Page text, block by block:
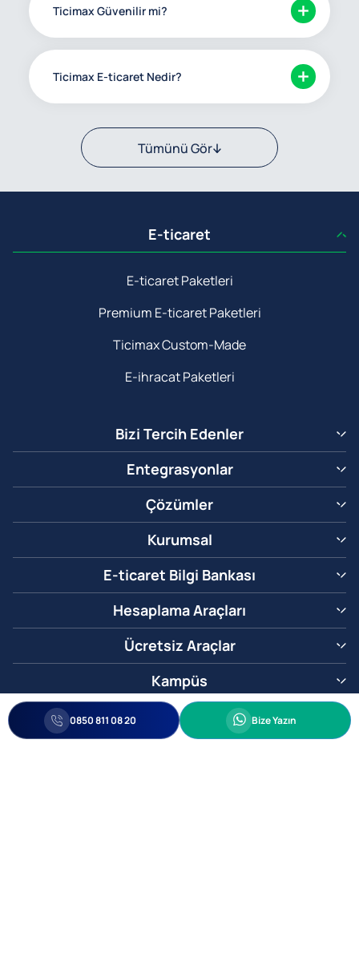
Ticimax Güvenilir mi?
Ticimax E-ticaret Nedir?
Tümünü Gör
E-ticaret
E-ticaret Paketleri
Premium E-ticaret Paketleri
Ticimax Custom-Made
E-ihracat Paketleri
Bizi Tercih Edenler
Entegrasyonlar
Çözümler
Kurumsal
E-ticaret Bilgi Bankası
Hesaplama Araçları
Ücretsiz Araçlar
Kampüs
0850 811 08 20 Whatsapp
Bize Yazın
0850 811 08 20